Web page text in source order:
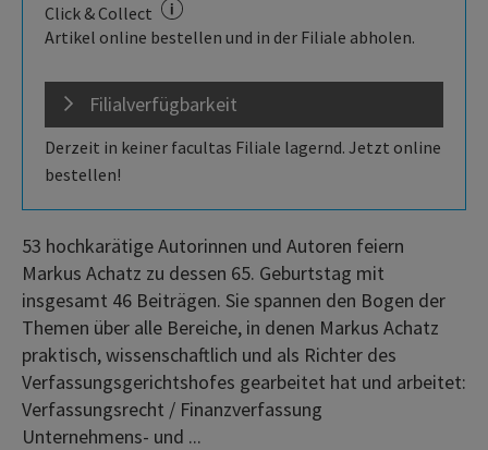
Click & Collect
Artikel online bestellen und in der Filiale abholen.
Filialverfügbarkeit
Derzeit in keiner facultas Filiale lagernd. Jetzt online
bestellen!
53 hochkarätige Autorinnen und Autoren feiern
Markus Achatz zu dessen 65. Geburtstag mit
insgesamt 46 Beiträgen. Sie spannen den Bogen der
Themen über alle Bereiche, in denen Markus Achatz
praktisch, wissenschaftlich und als Richter des
Verfassungsgerichtshofes gearbeitet hat und arbeitet:
Verfassungsrecht / Finanzverfassung
Unternehmens- und ...